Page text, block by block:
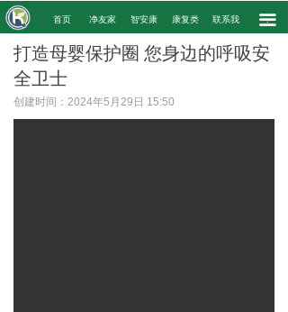
끀
. 首页 净友家 智安康 康复类 联系我 .
打造母婴保护圈 您身边的呼吸安
全卫士
创建时间： 2024年5月29日 15:50